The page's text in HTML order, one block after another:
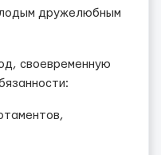
дружелюбным
своевременную